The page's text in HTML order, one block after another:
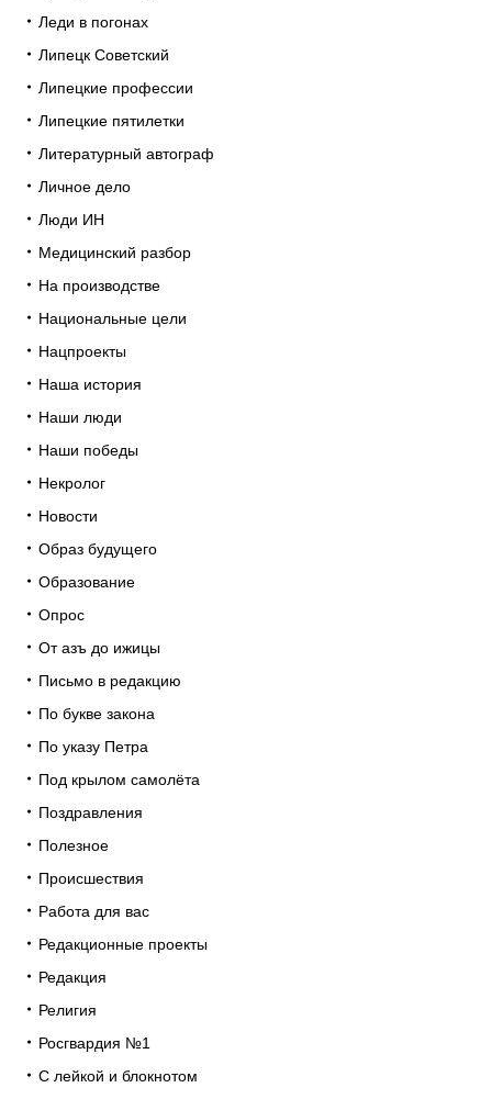
Леди в погонах
Липецк Советский
Липецкие профессии
Липецкие пятилетки
Литературный автограф
Личное дело
Люди ИН
Медицинский разбор
На производстве
Национальные цели
Нацпроекты
Наша история
Наши люди
Наши победы
Некролог
Новости
Образ будущего
Образование
Опрос
От азъ до ижицы
Письмо в редакцию
По букве закона
По указу Петра
Под крылом самолёта
Поздравления
Полезное
Происшествия
Работа для вас
Редакционные проекты
Редакция
Религия
Росгвардия №1
С лейкой и блокнотом